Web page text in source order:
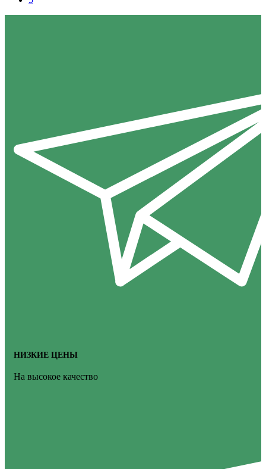
НИЗКИЕ ЦЕНЫ
На высокое качество